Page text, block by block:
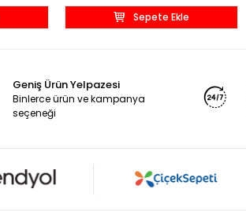
Sepete Ekle
Geniş Ürün Yelpazesi
Binlerce ürün ve kampanya
seçeneği